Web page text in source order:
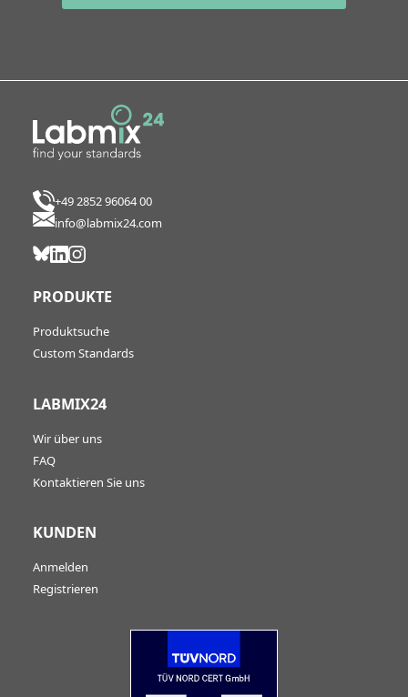
+49 2852 96064 00
info@labmix24.com
PRODUKTE
Produktsuche
Custom Standards
LABMIX24
Wir über uns
FAQ
Kontaktieren Sie uns
KUNDEN
Anmelden
Registrieren